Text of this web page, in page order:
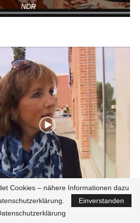
NDR
RTL
Cookies – nähere Informationen dazu
Einverstanden